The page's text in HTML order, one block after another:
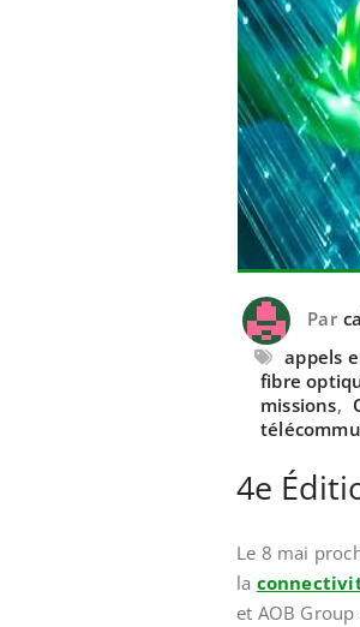
Par
appels
fibre
missions,
4e
Le 8 mai
la
et AOB